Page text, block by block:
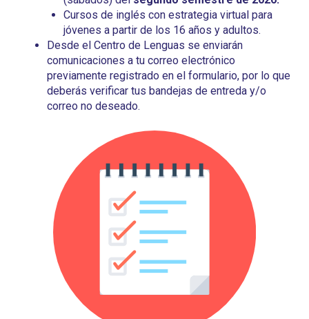
Cursos de inglés con estrategia virtual para
jóvenes a partir de los 16 años y adultos.
Desde el Centro de Lenguas se enviarán
comunicaciones a tu correo electrónico
previamente registrado en el formulario, por lo que
deberás verificar tus bandejas de entreda y/o
correo no deseado.